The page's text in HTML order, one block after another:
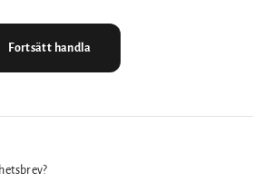
Fortsätt handla